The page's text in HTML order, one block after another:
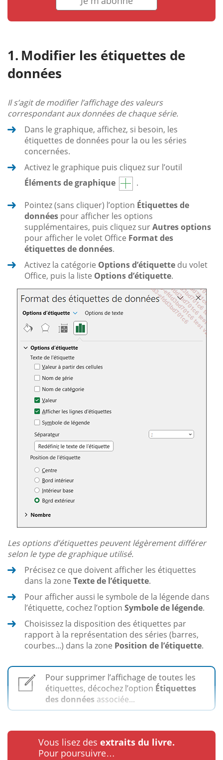
Modifier les étiquettes de
données
Il s’agit de modifier l’affichage des valeurs
correspondant aux données de chaque série.
Dans le graphique, affichez, si besoin, les
étiquettes de données pour la ou les séries
concernées.
Activez le graphique puis cliquez sur l’outil
Éléments de graphique
.
Pointez (sans cliquer) l’option Étiquettes de
données pour afficher les options
supplémentaires, puis cliquez surAutres options
pour afficher le volet Office Format des
étiquettes de données.
Activez la catégorie Options d’étiquette du volet
Office, puis la liste Options d’étiquette.
Les options d’étiquettes peuvent légèrement différer
selon le type de graphique utilisé.
Précisez ce que doivent afficher les étiquettes
dans la zone Texte de l’étiquette.
Pour afficher aussi le symbole de la légende dans
l’étiquette, cochez l’option Symbole de légende.
Choisissez la disposition des étiquettes par
rapport à la représentation des séries (barres,
courbes...) dans la zone Position de l’étiquette.
Pour supprimer l’affichage de toutes les
étiquettes, décochez l’option Étiquettes
des données associée...
Vous lisez des extraits du livre.
Pour poursuivre…